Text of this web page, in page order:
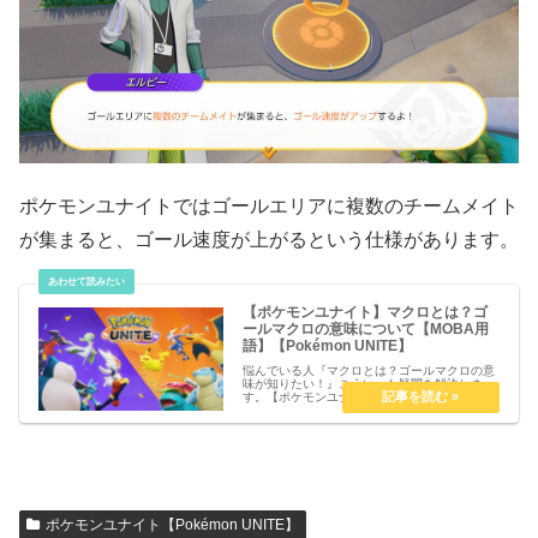
ポケモンユナイトではゴールエリアに複数のチームメイト
が集まると、ゴール速度が上がるという仕様があります。
【ポケモンユナイト】マクロとは？ゴ
ールマクロの意味について【MOBA用
語】【Pokémon UNITE】
悩んでいる人『マクロとは？ゴールマクロの意
味が知りたい！』こういった疑問を解決しま
す。【ポケモンユナイト】マクロとは？ゴール
マクロの意味について【MOBA用語】
【Pokémon UNITE】マクロとは？盤面全体の
ポケモンユナイト【Pokémon UNITE】